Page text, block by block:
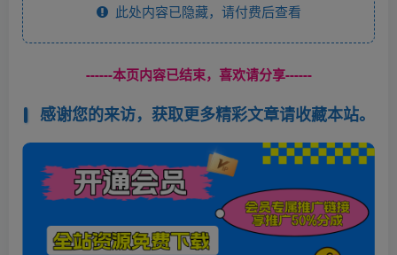
此处内容已隐藏，请付费后查看
------本页内容已结束，喜欢请分享------
感谢您的来访，获取更多精彩文章请收藏本站。